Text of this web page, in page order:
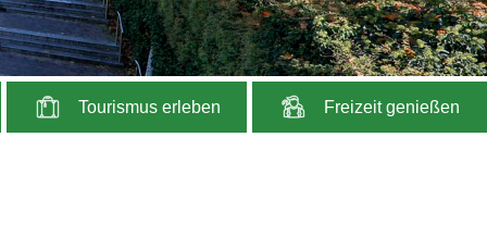
Tourismus erleben Freizeit genießen